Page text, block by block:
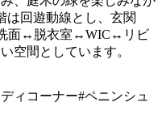
は回遊動線とし、玄関
面↔脱衣室↔WIC↔リビ
空間としています。
ィコーナー#ペニンシュ